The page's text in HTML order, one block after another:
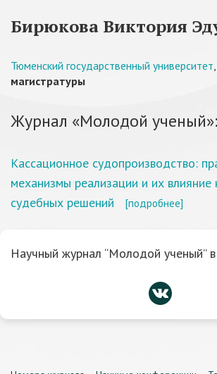
Бирюкова Виктория
Тюменский государственный университет,
магистратуры
Журнал «Молодой ученый»:
Кассационное судопроизводство:
механизмы реализации и их влияние
судебных решений
[подробнее]
Научный журнал “Молодой ученый”